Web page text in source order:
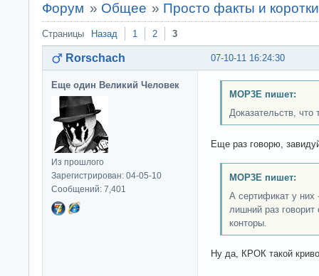
Форум » Общее » Просто факты и
Страницы Назад 1 2 3
07-10-11 16:24:30
Rorschach
Еще один Великий Человек
Из прошлого
Зарегистрирован: 04-05-10
Сообщений: 7,401
MOP3E пишет:
Доказательств, что
Еще раз говорю,
MOP3E пишет:
А сертификат у них
лишний раз говорит
конторы.
Ну да, КРОК такой